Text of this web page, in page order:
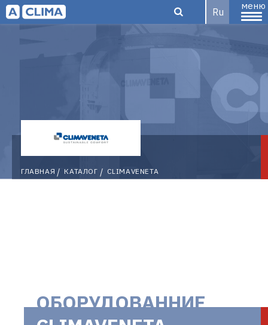
климатического
Ru
меню
Climaveneta
ГЛАВНАЯ КАТАЛОГ CLIMAVENETA
ОБОРУДОВАННИЕ